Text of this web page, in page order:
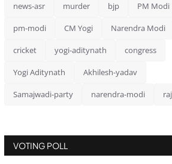
news-asr murder bjp PM Modi
pm-modi CM Yogi Narendra Modi
cricket yogi-aditynath congress
Yogi Aditynath Akhilesh-yadav
Samajwadi-party narendra-modi
VOTING POLL